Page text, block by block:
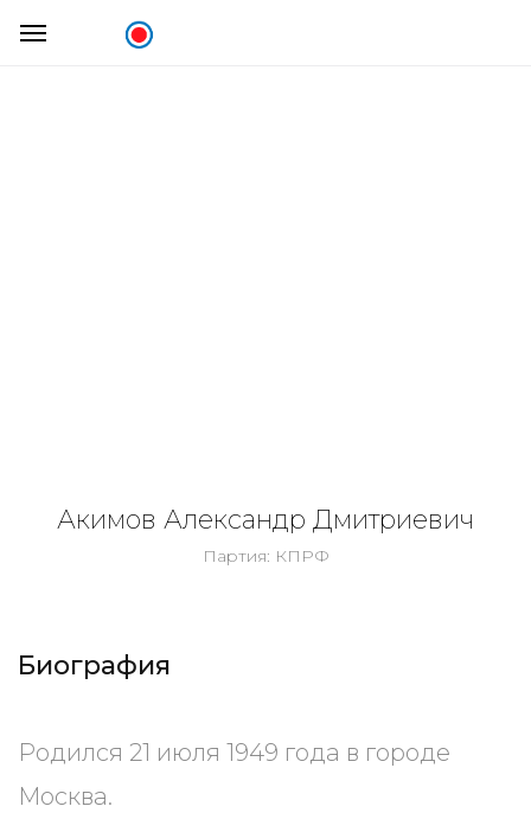
Акимов Александр Дмитриевич
Партия: КПРФ
Биография
Родился 21 июля 1949 года в городе
Москва.